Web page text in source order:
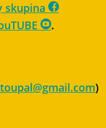
skupina
.
)